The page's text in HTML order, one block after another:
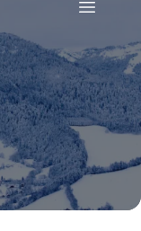
Open